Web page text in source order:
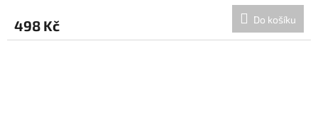
498 Kč Do košíku